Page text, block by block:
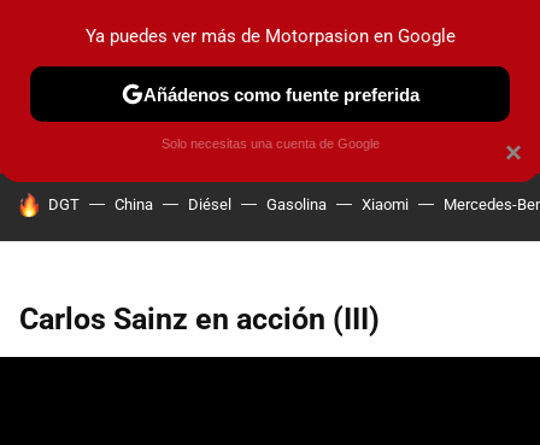
PRUEBAS COCHES ELÉCTRICOS OBSERVATORIO
HOY SE HABLA DE
DGT China Diésel Gasolina Xiaomi Mercedes-
Carlos Sainz en acción (III)
×
Ya puedes ver más de Motorpasion en Google
Añádenos como fuente preferida
Solo necesitas una cuenta de Google